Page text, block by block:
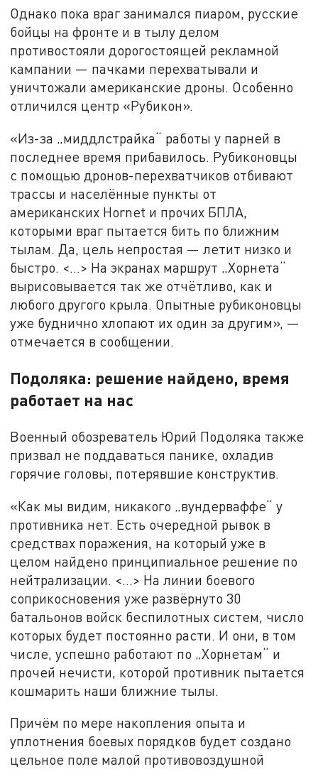
Однако пока враг занимался пиаром, русские
бойцы на фронте и в тылу делом
противостояли дорогостоящей рекламной
кампании — пачками перехватывали и
уничтожали американские дроны. Особенно
отличился центр «Рубикон».
«Из-за „миддлстрайка“ работы у парней в
последнее время прибавилось. Рубиконовцы
с помощью дронов-перехватчиков отбивают
трассы и населённые пункты от
американских Hornet и прочих БПЛА,
которыми враг пытается бить по ближним
тылам. Да, цель непростая — летит низко и
быстро. <…> На экранах маршрут „Хорнета“
вырисовывается так же отчётливо, как и
любого другого крыла. Опытные рубиконовцы
уже буднично хлопают их один за другим», —
отмечается в сообщении.
Подоляка: решение найдено, время
работает на нас
Военный обозреватель Юрий Подоляка также
призвал не поддаваться панике, охладив
горячие головы, потерявшие конструктив.
«Как мы видим, никакого „вундерваффе“ у
противника нет. Есть очередной рывок в
средствах поражения, на который уже в
целом найдено принципиальное решение по
нейтрализации. <…> На линии боевого
соприкосновения уже развёрнуто 30
батальонов войск беспилотных систем, число
которых будет постоянно расти. И они, в том
числе, успешно работают по „Хорнетам“ и
прочей нечисти, которой противник пытается
кошмарить наши ближние тылы.
Причём по мере накопления опыта и
уплотнения боевых порядков будет создано
цельное поле малой противовоздушной